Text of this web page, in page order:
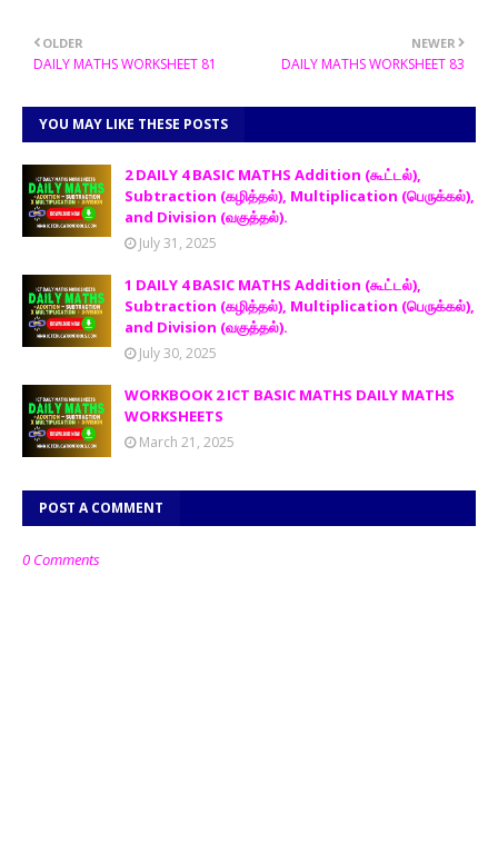
NEWER
DAILY MATHS WORKSHEET 83
OLDER
DAILY MATHS WORKSHEET 81
YOU MAY LIKE THESE POSTS
2 DAILY 4 BASIC MATHS Addition (கூட்டல்),
Subtraction (கழித்தல்), Multiplication (பெருக்கல்),
and Division (வகுத்தல்).
July 31, 2025
1 DAILY 4 BASIC MATHS Addition (கூட்டல்),
Subtraction (கழித்தல்), Multiplication (பெருக்கல்),
and Division (வகுத்தல்).
July 30, 2025
WORKBOOK 2 ICT BASIC MATHS DAILY MATHS
WORKSHEETS
March 21, 2025
POST A COMMENT
0 Comments